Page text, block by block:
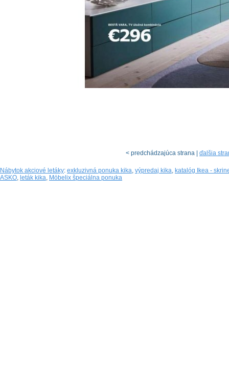
< predchádzajúca strana | ďalšia
Nábytok akciové letáky: exkluzivná ponuka kika, výpredaj kika, katalóg Ikea -
ASKO, leták kika, Möbelix špeciálna ponuka